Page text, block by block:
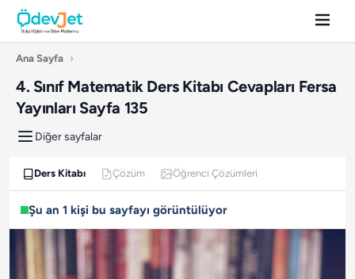
Ana Sayfa ›
4. Sınıf Matematik Ders Kitabı Cevapları Fersa
Yayınları Sayfa 135
Diğer sayfalar
Ders Kitabı Çözüm Öğrenci Çözümleri
Şu an 1 kişi bu sayfayı görüntülüyor